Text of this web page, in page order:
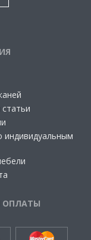
индивидуальным
ОПЛАТЫ